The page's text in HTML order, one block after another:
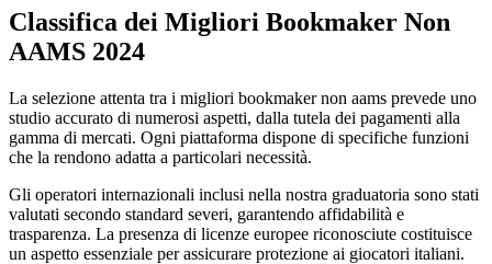
Classifica dei Migliori Bookmaker Non
AAMS 2024
La selezione attenta tra i migliori bookmaker non aams prevede uno
studio accurato di numerosi aspetti, dalla tutela dei pagamenti alla
gamma di mercati. Ogni piattaforma dispone di specifiche funzioni
che la rendono adatta a particolari necessità.
Gli operatori internazionali inclusi nella nostra graduatoria sono stati
valutati secondo standard severi, garantendo affidabilità e
trasparenza. La presenza di licenze europee riconosciute costituisce
un aspetto essenziale per assicurare protezione ai giocatori italiani.